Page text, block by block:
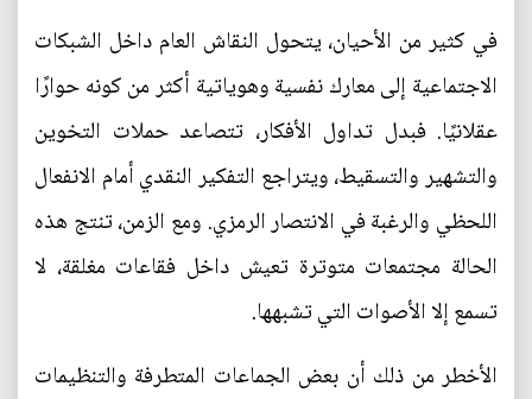
في كثير من الأحيان، يتحول النقاش العام داخل الشبكات
الاجتماعية إلى معارك نفسية وهوياتية أكثر من كونه حوارًا
عقلانيًا. فبدل تداول الأفكار، تتصاعد حملات التخوين
والتشهير والتسقيط، ويتراجع التفكير النقدي أمام الانفعال
اللحظي والرغبة في الانتصار الرمزي. ومع الزمن، تنتج هذه
الحالة مجتمعات متوترة تعيش داخل فقاعات مغلقة، لا
تسمع إلا الأصوات التي تشبهها.
الأخطر من ذلك أن بعض الجماعات المتطرفة والتنظيمات